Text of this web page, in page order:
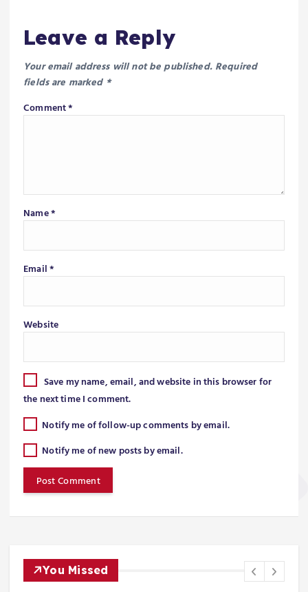
Leave a Reply
Your email address will not be published. Required
fields are marked *
Comment*
Name*
Email*
Website
Save my name, email, and website in this browser for
the next time I comment.
Notify me of follow-up comments by email.
Notify me of new posts by email.
You Missed